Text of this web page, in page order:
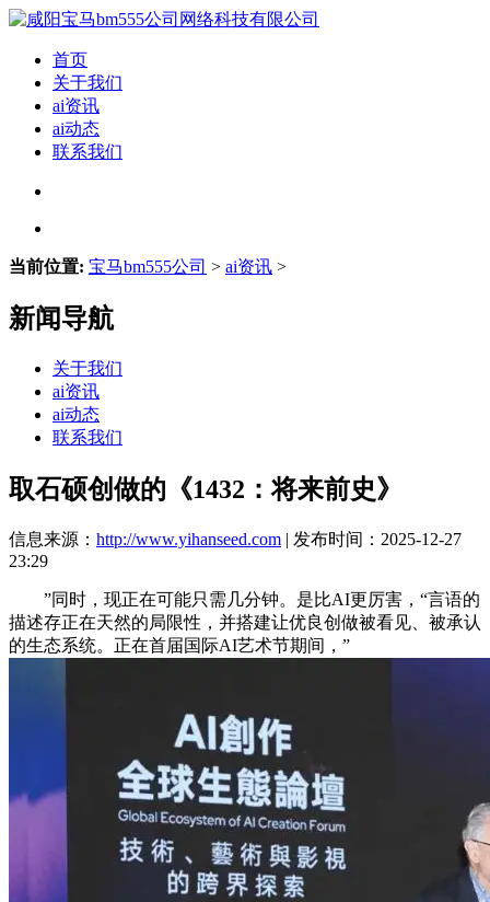
首页
关于我们
ai资讯
ai动态
联系我们
当前位置: 宝马bm555公司 > ai资讯 >
新闻导航
关于我们
ai资讯
ai动态
联系我们
取石硕创做的《1432：将来前史》
信息来源： http://www.yihanseed.com | 发布时间：2025-12-27
23:29
”同时，现正在可能只需几分钟。是比AI更厉害，“言语的
描述存正在天然的局限性，并搭建让优良创做被看见、被承认
的生态系统。正在首届国际AI艺术节期间，”